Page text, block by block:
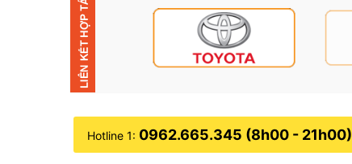
Hotline 1: 0962.665.345 (8h00 - 21h00)